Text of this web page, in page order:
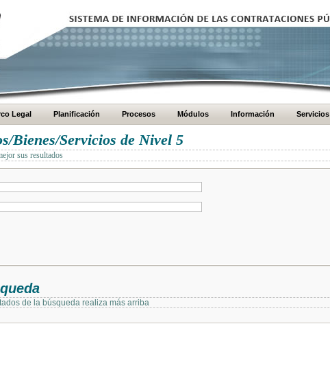
Legal Planificación Procesos Módulos Información Servicios
Bienes/Servicios de Nivel 5
sus resultados
de la búsqueda realiza más arriba